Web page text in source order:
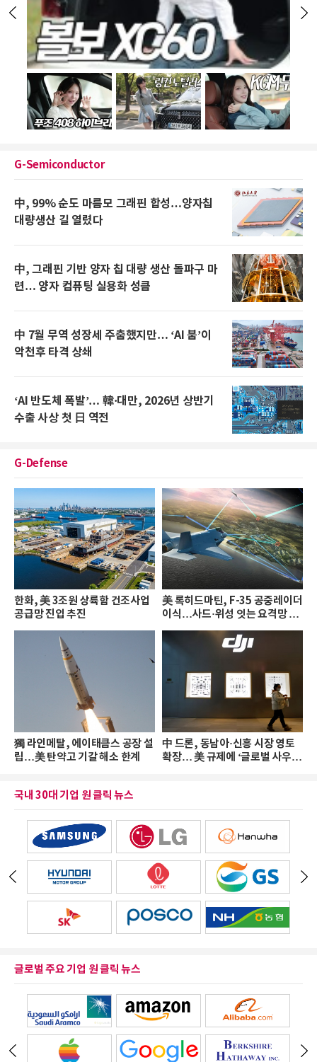
G-Semiconductor
中, 99% 순도 마름모 그래핀 합성…양자칩
대량생산 길 열렸다
中, 그래핀 기반 양자 칩 대량 생산 돌파구 마
련… 양자 컴퓨팅 실용화 성큼
中 7월 무역 성장세 주춤했지만… ‘AI 붐’이
악천후 타격 상쇄
‘AI 반도체 폭발’… 韓·대만, 2026년 상반기
수출 사상 첫 日 역전
G-Defense
한화, 美 3조원 상륙함 건조사업
공급망 진입 추진
美 록히드마틴, F-35 공중레이더
이식…사드·위성 잇는 요격망 완
성
獨 라인메탈, 에이태큼스 공장 설
립…美 탄약고 기갈 해소 한계
中 드론, 동남아·신흥 시장 영토
확장… 美 규제에 ‘글로벌 사우
국내 30대 기업 원 클릭 뉴스
글로벌 주요 기업 원 클릭 뉴스